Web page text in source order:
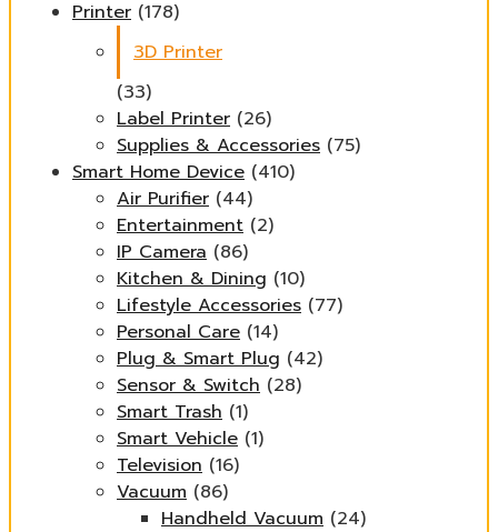
Printer (178)
3D Printer
(33)
Label Printer (26)
Supplies & Accessories (75)
Smart Home Device (410)
Air Purifier (44)
Entertainment (2)
IP Camera (86)
Kitchen & Dining (10)
Lifestyle Accessories (77)
Personal Care (14)
Plug & Smart Plug (42)
Sensor & Switch (28)
Smart Trash (1)
Smart Vehicle (1)
Television (16)
Vacuum (86)
Handheld Vacuum (24)